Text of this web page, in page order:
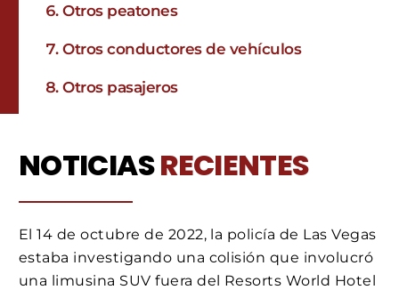
Otros peatones
Otros conductores de vehículos
Otros pasajeros
NOTICIASRECIENTES
El 14 de octubre de 2022, la policía de Las Vegas
estaba investigando una colisión que involucró
una limusina SUV fuera del Resorts World Hotel